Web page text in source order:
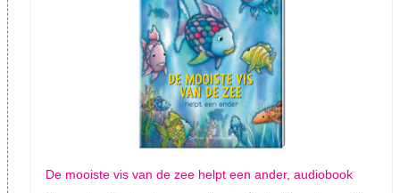
De mooiste vis van de zee helpt een ander, audiobook